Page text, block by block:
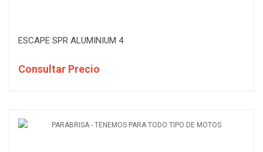
ESCAPE SPR ALUMINIUM 4
Consultar Precio